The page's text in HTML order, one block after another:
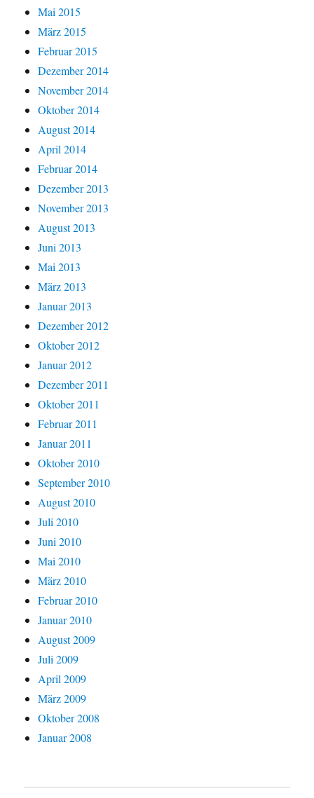
Mai 2015
März 2015
Februar 2015
Dezember 2014
November 2014
Oktober 2014
August 2014
April 2014
Februar 2014
Dezember 2013
November 2013
August 2013
Juni 2013
Mai 2013
März 2013
Januar 2013
Dezember 2012
Oktober 2012
Januar 2012
Dezember 2011
Oktober 2011
Februar 2011
Januar 2011
Oktober 2010
September 2010
August 2010
Juli 2010
Juni 2010
Mai 2010
März 2010
Februar 2010
Januar 2010
August 2009
Juli 2009
April 2009
März 2009
Oktober 2008
Januar 2008